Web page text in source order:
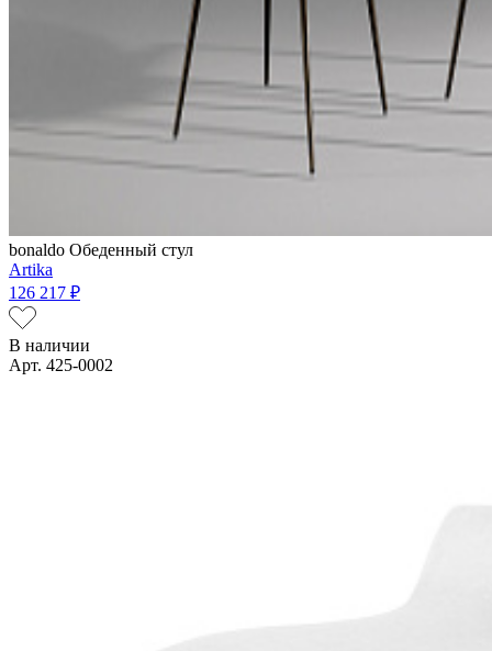
bonaldo Обеденный стул
Artika
126 217 ₽
В наличии
Арт. 425-0002